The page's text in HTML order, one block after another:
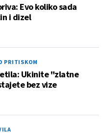
Evo koliko sada
i dizel
PRITISKOM
Ukinite "zlatne
bez vize